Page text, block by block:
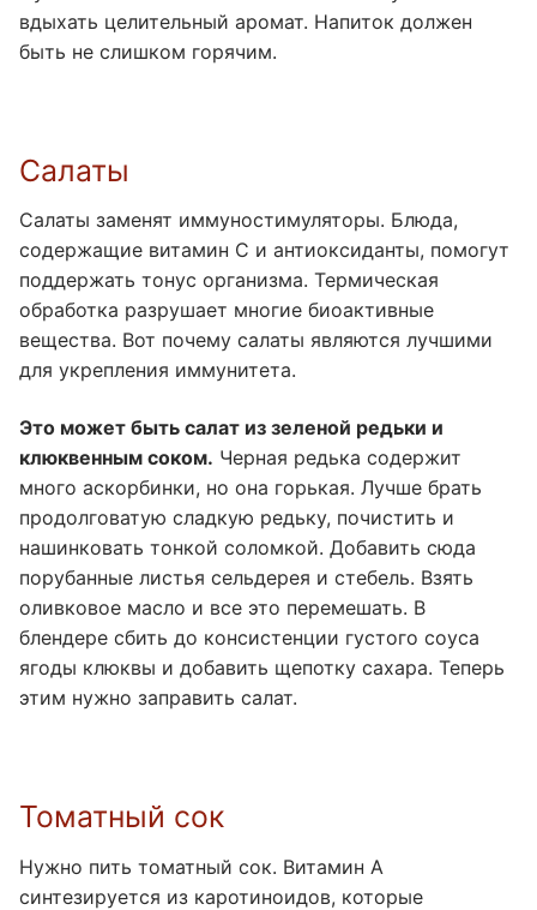
вдыхать целительный аромат. Напиток должен
быть не слишком горячим.
Салаты
Салаты заменят иммуностимуляторы. Блюда,
содержащие витамин С и антиоксиданты, помогут
поддержать тонус организма. Термическая
обработка разрушает многие биоактивные
вещества. Вот почему салаты являются лучшими
для укрепления иммунитета.
Это может быть салат из зеленой редьки и
клюквенным соком. Черная редька содержит
много аскорбинки, но она горькая. Лучше брать
продолговатую сладкую редьку, почистить и
нашинковать тонкой соломкой. Добавить сюда
порубанные листья сельдерея и стебель. Взять
оливковое масло и все это перемешать. В
блендере сбить до консистенции густого соуса
ягоды клюквы и добавить щепотку сахара. Теперь
этим нужно заправить салат.
Томатный сок
Нужно пить томатный сок. Витамин А
синтезируется из каротиноидов, которые